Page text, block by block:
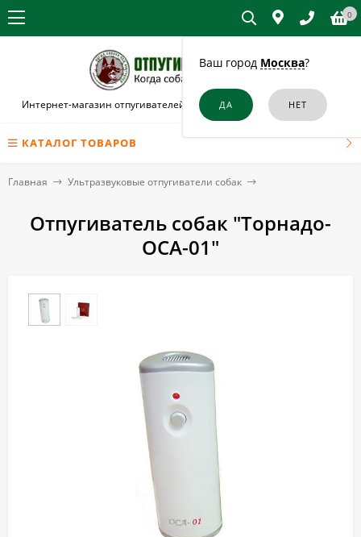
Ваш город Москва?
0
Интернет-магазин отпугивателей собак и кошек в Новомосковске
КАТАЛОГ ТОВАРОВ
Главная Ультразвуковые отпугиватели собак
Отпугиватель собак "Торнадо-
ОСА-01"